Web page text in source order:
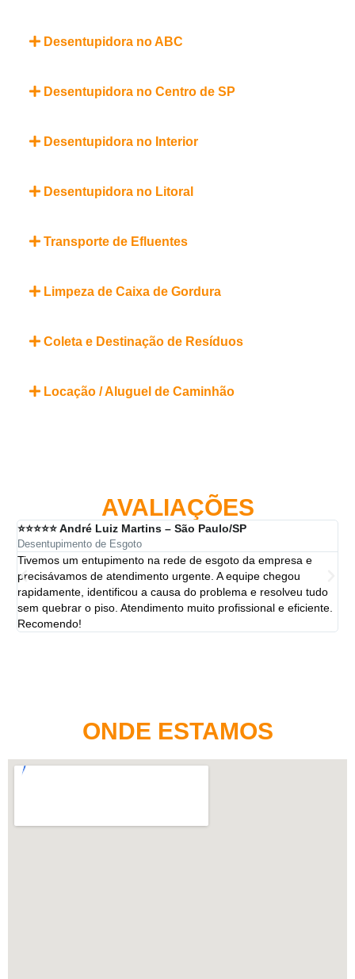
Desentupidora no ABC
Desentupidora no Centro de SP
Desentupidora no Interior
Desentupidora no Litoral
Transporte de Efluentes
Limpeza de Caixa de Gordura
Coleta e Destinação de Resíduos
Locação / Aluguel de Caminhão
AVALIAÇÕES
⭐⭐⭐⭐⭐ André Luiz Martins – São Paulo/SP
Desentupimento de Esgoto
Tivemos um entupimento na rede de esgoto da empresa e
precisávamos de atendimento urgente. A equipe chegou
rapidamente, identificou a causa do problema e resolveu tudo
sem quebrar o piso. Atendimento muito profissional e eficiente.
Recomendo!
ONDE ESTAMOS